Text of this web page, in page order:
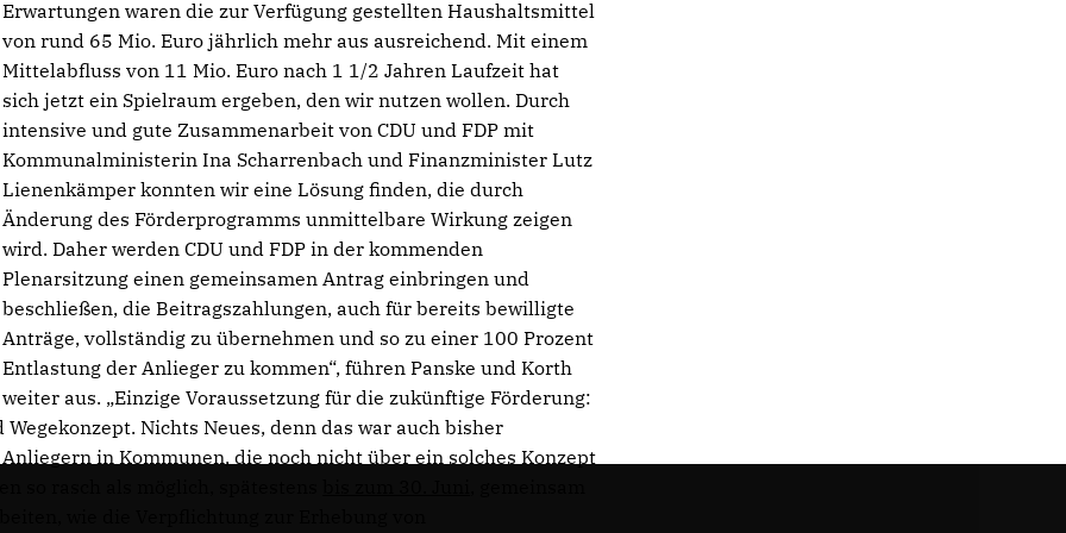
Erwartungen waren die zur Verfügung gestellten Haushaltsmittel
von rund 65 Mio. Euro jährlich mehr aus ausreichend. Mit einem
Mittelabfluss von 11 Mio. Euro nach 1 1/2 Jahren Laufzeit hat
sich jetzt ein Spielraum ergeben, den wir nutzen wollen. Durch
intensive und gute Zusammenarbeit von CDU und FDP mit
Kommunalministerin Ina Scharrenbach und Finanzminister Lutz
Lienenkämper konnten wir eine Lösung finden, die durch
Änderung des Förderprogramms unmittelbare Wirkung zeigen
wird. Daher werden CDU und FDP in der kommenden
Plenarsitzung einen gemeinsamen Antrag einbringen und
beschließen, die Beitragszahlungen, auch für bereits bewilligte
Anträge, vollständig zu übernehmen und so zu einer 100 Prozent
Entlastung der Anlieger zu kommen“, führen Panske und Korth
weiter aus. „Einzige Voraussetzung für die zukünftige Förderung:
Nichts Neues, denn das war auch bisher
in Kommunen, die noch nicht über ein solches Konzept
wie die Verpflichtung zur Erhebung von